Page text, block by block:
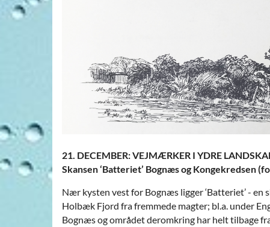
21. DECEMBER: VEJMÆRKER I YDRE
Skansen ‘Batteriet’ Bognæs og Kongekredsen
Nær kysten vest for Bognæs ligger ‘Batteriet’ - en
Holbæk Fjord fra fremmede magter; bl.a. under
Bognæs og området deromkring har helt tilbage